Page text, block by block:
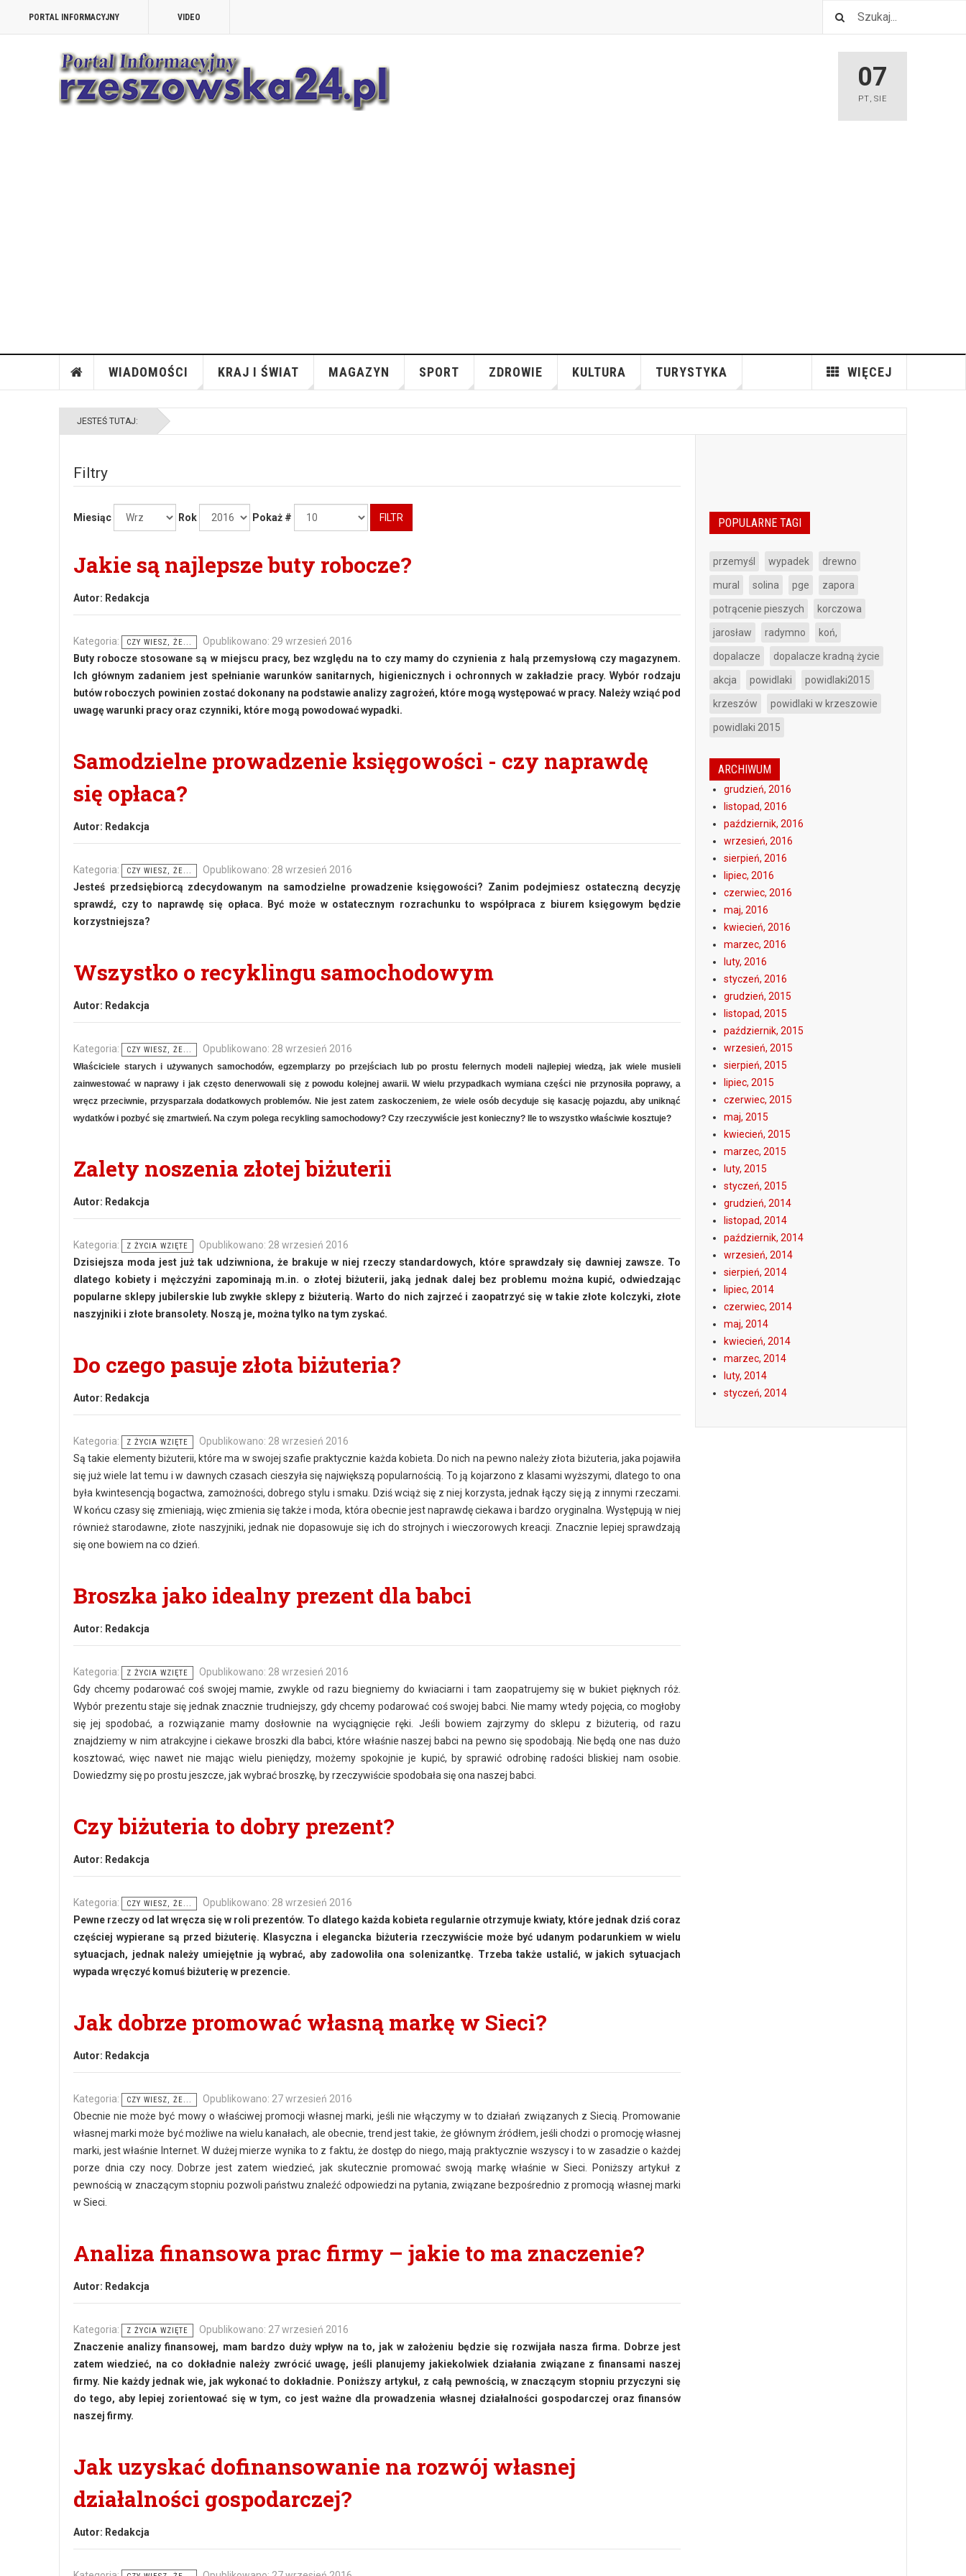
PORTAL INFORMACYJNY VIDEO
07
PT, SIE
WIADOMOŚCI KRAJ I ŚWIAT MAGAZYN SPORT ZDROWIE KULTURA TURYSTYKA WIĘCEJ
JESTEŚ TUTAJ:
Filtry
Miesiąc Rok Pokaż # FILTR
Jakie są najlepsze buty robocze?
Autor: Redakcja
Kategoria: CZY WIESZ, ŻE...
Opublikowano: 29 wrzesień 2016
Buty robocze stosowane są w miejscu pracy, bez względu na to czy mamy do czynienia z halą przemysłową czy magazynem.
Ich głównym zadaniem jest spełnianie warunków sanitarnych, higienicznych i ochronnych w zakładzie pracy. Wybór rodzaju
butów roboczych powinien zostać dokonany na podstawie analizy zagrożeń, które mogą występować w pracy. Należy wziąć pod
uwagę warunki pracy oraz czynniki, które mogą powodować wypadki.
Samodzielne prowadzenie księgowości - czy naprawdę
się opłaca?
Autor: Redakcja
Kategoria: CZY WIESZ, ŻE...
Opublikowano: 28 wrzesień 2016
Jesteś przedsiębiorcą zdecydowanym na samodzielne prowadzenie księgowości? Zanim podejmiesz ostateczną decyzję
sprawdź, czy to naprawdę się opłaca. Być może w ostatecznym rozrachunku to współpraca z biurem księgowym będzie
korzystniejsza?
Wszystko o recyklingu samochodowym
Autor: Redakcja
Kategoria: CZY WIESZ, ŻE... Opublikowano: 28 wrzesień 2016
Właściciele starych i używanych samochodów, egzemplarzy po przejściach lub po prostu felernych modeli najlepiej wiedzą, jak wiele musieli
zainwestować w naprawy i jak często denerwowali się z powodu kolejnej awarii. W wielu przypadkach wymiana części nie przynosiła poprawy, a
wręcz przeciwnie, przysparzała dodatkowych problemów. Nie jest zatem zaskoczeniem, że wiele osób decyduje się kasację pojazdu, aby uniknąć
wydatków i pozbyć się zmartwień. Na czym polega recykling samochodowy? Czy rzeczywiście jest konieczny? Ile to wszystko właściwie kosztuje?
Zalety noszenia złotej biżuterii
Autor: Redakcja
Kategoria: Z ŻYCIA WZIĘTE
Opublikowano: 28 wrzesień 2016
Dzisiejsza moda jest już tak udziwniona, że brakuje w niej rzeczy standardowych, które sprawdzały się dawniej zawsze. To
dlatego kobiety i mężczyźni zapominają m.in. o złotej biżuterii, jaką jednak dalej bez problemu można kupić, odwiedzając
popularne sklepy jubilerskie lub zwykłe sklepy z biżuterią. Warto do nich zajrzeć i zaopatrzyć się w takie złote kolczyki, złote
naszyjniki i złote bransolety. Noszą je, można tylko na tym zyskać.
Do czego pasuje złota biżuteria?
Autor: Redakcja
Kategoria: Z ŻYCIA WZIĘTE
Opublikowano: 28 wrzesień 2016
Są takie elementy biżuterii, które ma w swojej szafie praktycznie każda kobieta. Do nich na pewno należy złota biżuteria, jaka pojawiła
się już wiele lat temu i w dawnych czasach cieszyła się największą popularnością. To ją kojarzono z klasami wyższymi, dlatego to ona
była kwintesencją bogactwa, zamożności, dobrego stylu i smaku. Dziś wciąż się z niej korzysta, jednak łączy się ją z innymi rzeczami.
W końcu czasy się zmieniają, więc zmienia się także i moda, która obecnie jest naprawdę ciekawa i bardzo oryginalna. Występują w niej
również starodawne, złote naszyjniki, jednak nie dopasowuje się ich do strojnych i wieczorowych kreacji. Znacznie lepiej sprawdzają
się one bowiem na co dzień.
Broszka jako idealny prezent dla babci
Autor: Redakcja
Kategoria: Z ŻYCIA WZIĘTE
Opublikowano: 28 wrzesień 2016
Gdy chcemy podarować coś swojej mamie, zwykle od razu biegniemy do kwiaciarni i tam zaopatrujemy się w bukiet pięknych róż.
Wybór prezentu staje się jednak znacznie trudniejszy, gdy chcemy podarować coś swojej babci. Nie mamy wtedy pojęcia, co mogłoby
się jej spodobać, a rozwiązanie mamy dosłownie na wyciągnięcie ręki. Jeśli bowiem zajrzymy do sklepu z biżuterią, od razu
znajdziemy w nim atrakcyjne i ciekawe broszki dla babci, które właśnie naszej babci na pewno się spodobają. Nie będą one nas dużo
kosztować, więc nawet nie mając wielu pieniędzy, możemy spokojnie je kupić, by sprawić odrobinę radości bliskiej nam osobie.
Dowiedzmy się po prostu jeszcze, jak wybrać broszkę, by rzeczywiście spodobała się ona naszej babci.
Czy biżuteria to dobry prezent?
Autor: Redakcja
Kategoria: CZY WIESZ, ŻE...
Opublikowano: 28 wrzesień 2016
Pewne rzeczy od lat wręcza się w roli prezentów. To dlatego każda kobieta regularnie otrzymuje kwiaty, które jednak dziś coraz
częściej wypierane są przed biżuterię. Klasyczna i elegancka biżuteria rzeczywiście może być udanym podarunkiem w wielu
sytuacjach, jednak należy umiejętnie ją wybrać, aby zadowoliła ona solenizantkę. Trzeba także ustalić, w jakich sytuacjach
wypada wręczyć komuś biżuterię w prezencie.
Jak dobrze promować własną markę w Sieci?
Autor: Redakcja
Kategoria: CZY WIESZ, ŻE...
Opublikowano: 27 wrzesień 2016
Obecnie nie może być mowy o właściwej promocji własnej marki, jeśli nie włączymy w to działań związanych z Siecią. Promowanie
własnej marki może być możliwe na wielu kanałach, ale obecnie, trend jest takie, że głównym źródłem, jeśli chodzi o promocję własnej
marki, jest właśnie Internet. W dużej mierze wynika to z faktu, że dostęp do niego, mają praktycznie wszyscy i to w zasadzie o każdej
porze dnia czy nocy. Dobrze jest zatem wiedzieć, jak skutecznie promować swoją markę właśnie w Sieci. Poniższy artykuł z
pewnością w znaczącym stopniu pozwoli państwu znaleźć odpowiedzi na pytania, związane bezpośrednio z promocją własnej marki
w Sieci.
Analiza finansowa prac firmy – jakie to ma znaczenie?
Autor: Redakcja
Kategoria: Z ŻYCIA WZIĘTE
Opublikowano: 27 wrzesień 2016
Znaczenie analizy finansowej, mam bardzo duży wpływ na to, jak w założeniu będzie się rozwijała nasza firma. Dobrze jest
zatem wiedzieć, na co dokładnie należy zwrócić uwagę, jeśli planujemy jakiekolwiek działania związane z finansami naszej
firmy. Nie każdy jednak wie, jak wykonać to dokładnie. Poniższy artykuł, z całą pewnością, w znaczącym stopniu przyczyni się
do tego, aby lepiej zorientować się w tym, co jest ważne dla prowadzenia własnej działalności gospodarczej oraz finansów
naszej firmy.
Jak uzyskać dofinansowanie na rozwój własnej
działalności gospodarczej?
Autor: Redakcja
POPULARNE TAGI
przemyśl wypadek drewno
mural solina pge zapora
potrącenie pieszych korczowa
jarosław radymno koń,
dopalacze dopalacze kradną życie
akcja powidlaki powidlaki2015
krzeszów powidlaki w krzeszowie
powidlaki 2015
ARCHIWUM
grudzień, 2016
listopad, 2016
październik, 2016
wrzesień, 2016
sierpień, 2016
lipiec, 2016
czerwiec, 2016
maj, 2016
kwiecień, 2016
marzec, 2016
luty, 2016
styczeń, 2016
grudzień, 2015
listopad, 2015
październik, 2015
wrzesień, 2015
sierpień, 2015
lipiec, 2015
czerwiec, 2015
maj, 2015
kwiecień, 2015
marzec, 2015
luty, 2015
styczeń, 2015
grudzień, 2014
listopad, 2014
październik, 2014
wrzesień, 2014
sierpień, 2014
lipiec, 2014
czerwiec, 2014
maj, 2014
kwiecień, 2014
marzec, 2014
luty, 2014
styczeń, 2014